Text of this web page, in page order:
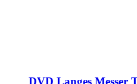
DVD Langes Messer